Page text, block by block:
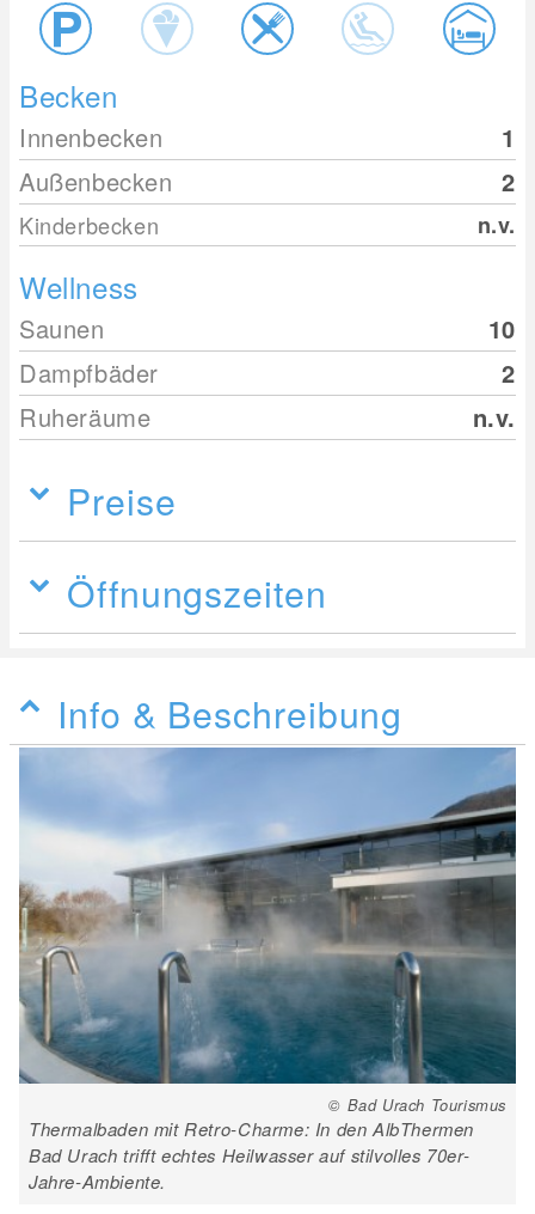
Becken
Innenbecken
1
Außenbecken
2
Kinderbecken n.v.
Wellness
Saunen
10
Dampfbäder
2
Ruheräume
n.v.
Preise
Öffnungszeiten
Info & Beschreibung
© Bad Urach Tourismus
Thermalbaden mit Retro-Charme: In den AlbThermen
Bad Urach trifft echtes Heilwasser auf stilvolles 70er-
Jahre-Ambiente.